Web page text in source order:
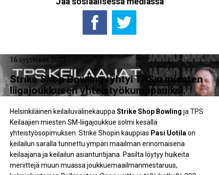
16 syyskuun, 2023
Strike Shop Bowling ryhtyi TPS:n miesten
liigajoukkueen yhteistyökumppaniksi.
Helsinkiläinen keilailuvälinekauppa Strike Shop Bowling ja TPS
Keilaajien miesten SM-liigajoukkue solmi kesällä
yhteistyösopimuksen. Strike Shopin kauppias Pasi Uotila on
keilailun saralla tunnettu ympäri maailman erinomaisena
keilaajana ja keilailun asiantuntijana. Pasilta löytyy huikeita
meriittejä muun muassa joukkuemaailmanmestaruus,